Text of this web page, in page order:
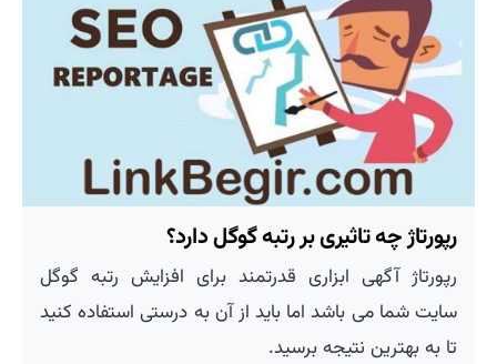
رپورتاژ چه تاثیری بر رتبه گوگل دارد؟
رپورتاژ آگهی ابزاری قدرتمند برای افزایش رتبه گوگل
سایت شما می باشد اما باید از آن به درستی استفاده کنید
تا به بهترین نتیجه برسید.